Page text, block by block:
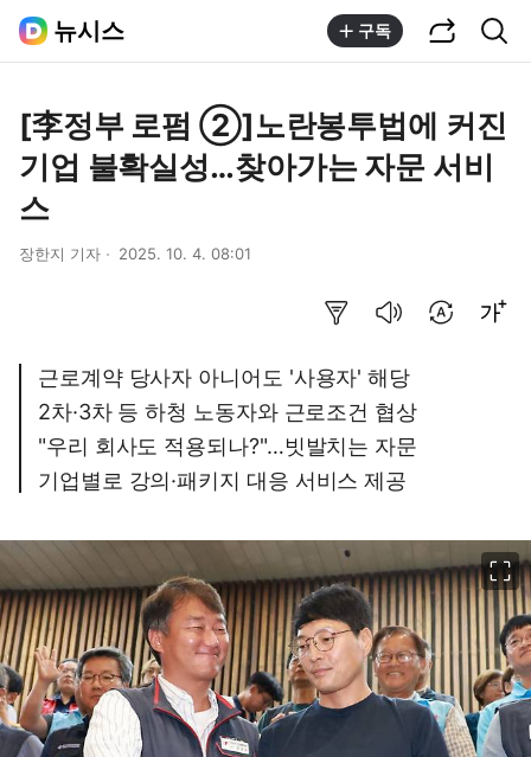
뉴시스 구독
[李정부 로펌 ②]노란봉투법에 커진
기업 불확실성…찾아가는 자문 서비
스
장한지 기자 2025. 10. 4. 08:01
근로계약 당사자 아니어도 '사용자' 해당
2차·3차 등 하청 노동자와 근로조건 협상
"우리 회사도 적용되나?"…빗발치는 자문
기업별로 강의·패키지 대응 서비스 제공